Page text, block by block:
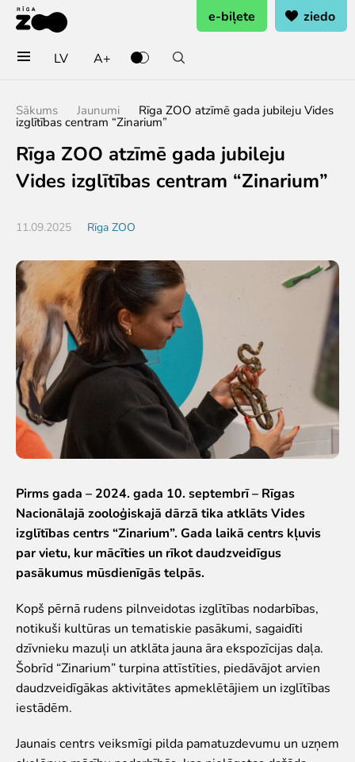
Pērc biļetes vai rezervē
Ieejas biļete
Grupu biļetes (10+ pers.)
Dāvanu karte
Gada abonements
Abonements Goda Ģimenei
Apmeklē
Cenas
Darba laiks
Kā nokļūt?
Zoo karte
Iekšējās kārtības noteikumi
Novērtē Rīga ZOO apmeklējumu!
Jaunumi
Jaunumi
Atbalsti
Krustvecāku programma uzņēmumiem
Krustvecāku programma privātpersonām
Biežāk uzdotie jautājumi
Ziedo un atbalsti
Ekskursijas
Atvērtās ekskursijas
Dzimšanas diena Rīga ZOO
Rīga ZOO slavenībām pa pēdām
Cik dažādi mēs esam
Visas ekskursijas
LV A+
e-biļete ziedo
Sākums Jaunumi Rīga ZOO atzīmē gada jubileju Vides
izglītības centram “Zinarium”
Rīga ZOO atzīmē gada jubileju
Vides izglītības centram “Zinarium”
11.09.2025 Rīga ZOO
Pirms gada – 2024. gada 10. septembrī – Rīgas
Nacionālajā zooloģiskajā dārzā tika atklāts Vides
izglītības centrs “Zinarium”. Gada laikā centrs kļuvis
par vietu, kur mācīties un rīkot daudzveidīgus
pasākumus mūsdienīgās telpās.
Kopš pērnā rudens pilnveidotas izglītības nodarbības,
notikuši kultūras un tematiskie pasākumi, sagaidīti
dzīvnieku mazuļi un atklāta jauna āra ekspozīcijas daļa.
Šobrīd “Zinarium” turpina attīstīties, piedāvājot arvien
daudzveidīgākas aktivitātes apmeklētājiem un izglītības
iestādēm.
Jaunais centrs veiksmīgi pilda pamatuzdevumu un uzņem